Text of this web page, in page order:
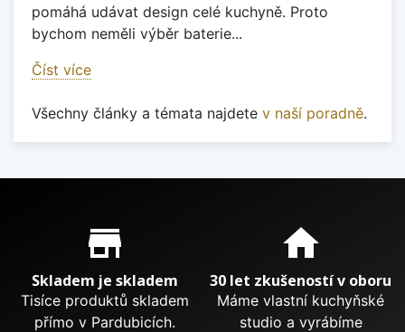
pomáhá udávat design celé kuchyně. Proto
bychom neměli výběr baterie...
Číst více
Všechny články a témata najdete v naší poradně.
Proč nakupovat u nás?
store_mall_directory
Skladem je skladem
Tisíce produktů skladem
přímo v Pardubicích.
home
30 let zkušeností v oboru
Máme vlastní kuchyňské
studio a vyrábíme